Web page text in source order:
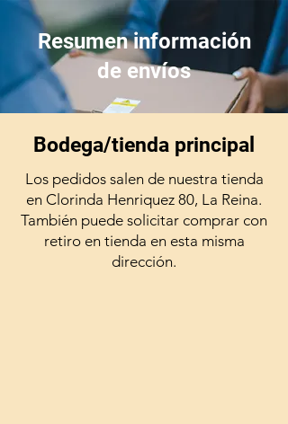
Resumen información
de envíos
Bodega/tienda principal
Los pedidos salen de nuestra tienda
en Clorinda Henriquez 80, La Reina.
También puede solicitar comprar con
retiro en tienda en esta misma
dirección.